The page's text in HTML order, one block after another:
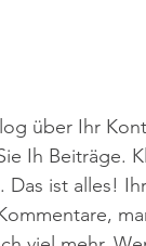
über Ihr
Ih Beiträge.
Das ist alles!